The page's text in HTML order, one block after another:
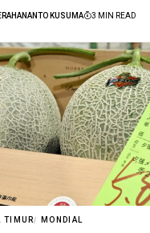
KUSUMA 3 MIN READ
TIMUR MONDIAL